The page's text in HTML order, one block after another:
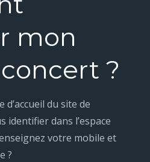
mon
?
d’accueil du site de
identifier dans l’espace
votre mobile et
?